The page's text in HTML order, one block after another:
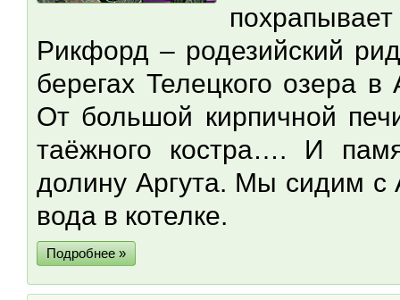
Рикфорд – родезийский
берегах Телецкого озера
От большой кирпичной
таёжного костра…. И
долину Аргута. Мы сидим с
вода в котелке.
Подробнее »